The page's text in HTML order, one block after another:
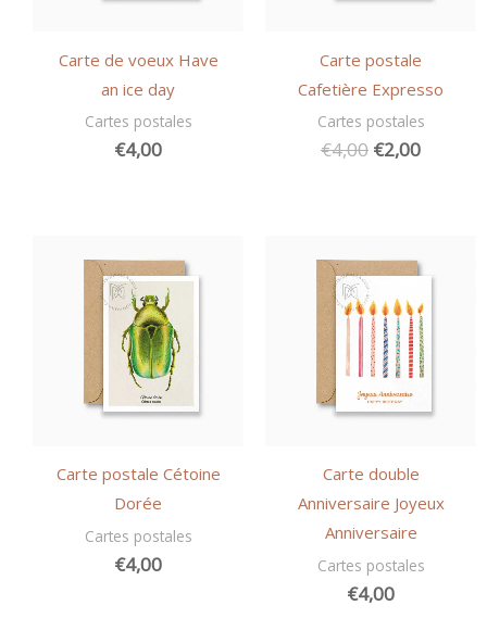
Carte de voeux Have
an ice day
Cartes postales
€4,00
Carte postale
Cafetière Expresso
Cartes postales
€4,00 Le
€2,00Le
Carte postale Cétoine
Dorée
Cartes postales
€4,00
Carte double
Anniversaire Joyeux
Anniversaire
Cartes postales
€4,00